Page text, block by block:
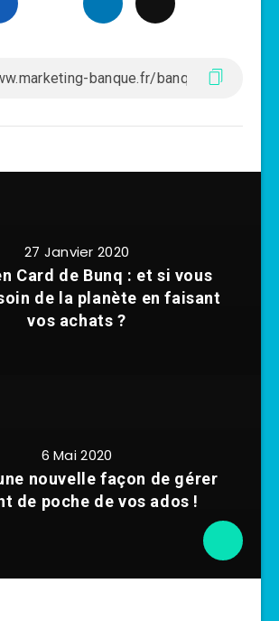
27 Janvier 2020
Card de Bunq : et si vous
de la planète en faisant
vos achats ?
6 Mai 2020
nouvelle façon de gérer
de poche de vos ados !